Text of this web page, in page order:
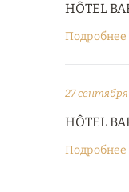
HÔTEL
Подробнее
27
HÔTEL
Подробнее